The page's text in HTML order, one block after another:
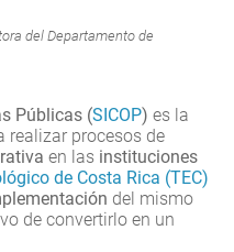
del Departamento de
Públicas (SICOP) es la
realizar procesos de
en las instituciones
de Costa Rica (TEC)
del mismo
de convertirlo en un